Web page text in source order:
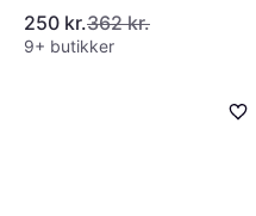
250 kr.362 kr.
9+ butikker